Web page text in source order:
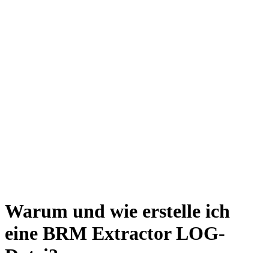
Warum und wie erstelle ich
eine BRM Extractor LOG-